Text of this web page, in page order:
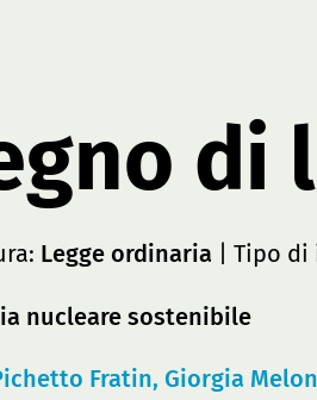
di
Legge ordinaria | Tipo
nucleare sostenibile
Fratin, Giorgia